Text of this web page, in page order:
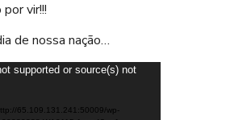
vir!!!
de nossa nação…
supported or source(s) not
65.109.131.241:50009/wp-